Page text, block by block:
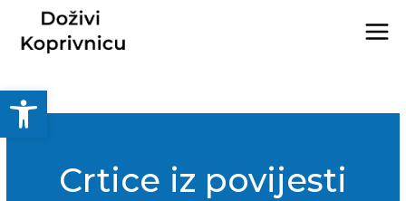
Open toolbar
content
Crtice iz povijesti